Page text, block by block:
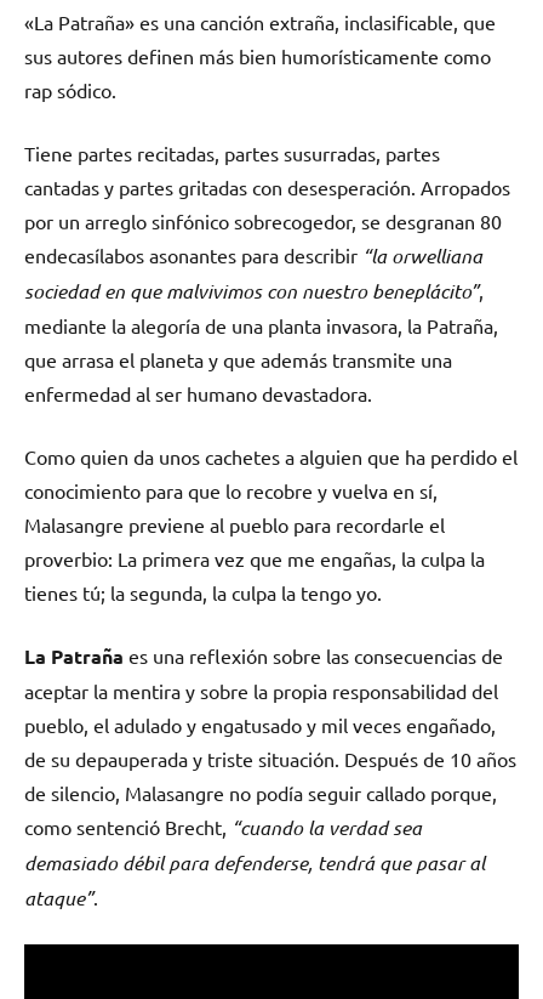
«La Patraña» es una canción extraña, inclasificable, que
sus autores definen más bien humorísticamente como
rap sódico.
Tiene partes recitadas, partes susurradas, partes
cantadas y partes gritadas con desesperación. Arropados
por un arreglo sinfónico sobrecogedor, se desgranan 80
endecasílabos asonantes para describir “la orwelliana
sociedad en que malvivimos con nuestro beneplácito”,
mediante la alegoría de una planta invasora, la Patraña,
que arrasa el planeta y que además transmite una
enfermedad al ser humano devastadora.
Como quien da unos cachetes a alguien que ha perdido el
conocimiento para que lo recobre y vuelva en sí,
Malasangre previene al pueblo para recordarle el
proverbio: La primera vez que me engañas, la culpa la
tienes tú; la segunda, la culpa la tengo yo.
La Patraña es una reflexión sobre las consecuencias de
aceptar la mentira y sobre la propia responsabilidad del
pueblo, el adulado y engatusado y mil veces engañado,
de su depauperada y triste situación. Después de 10 años
de silencio, Malasangre no podía seguir callado porque,
como sentenció Brecht, “cuando la verdad sea
demasiado débil para defenderse, tendrá que pasar al
ataque”.